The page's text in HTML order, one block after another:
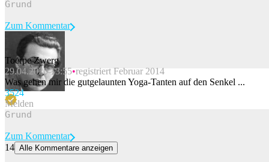
Beitrag melden
Zum Kommentar
Toerpe Zwerg
29.04.2020 13:55 registriert Februar 2014
Was gehen mir die gutgelaunten Yoga-Tanten auf den Senkel ...
3524
Melden
Zum Kommentar
14 Alle Kommentare anzeigen